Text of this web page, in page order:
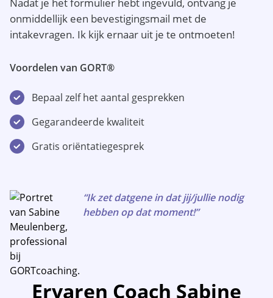
onmiddellijk een bevestigingsmail met de
intakevragen. Ik kijk ernaar uit je te ontmoeten!
Voordelen van GORT®
Bepaal zelf het aantal gesprekken
Gegarandeerde kwaliteit
Gratis oriëntatiegesprek
“Ik zet datgene in dat jij/jullie nodig
hebben op dat moment!”